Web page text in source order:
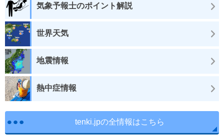
気象予報士のポイント解説
世界天気
地震情報
熱中症情報
tenki.jpの全情報はこちら